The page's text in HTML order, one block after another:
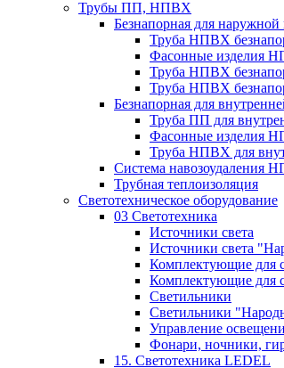
Трубы ПП, НПВХ
Безнапорная для наружной
Труба НПВХ
Фасонные изделия
Труба НПВХ
Труба НПВХ
Безнапорная для
Труба ПП для
Фасонные изделия
Труба НПВХ для
Система навозоудаления
Трубная теплоизоляция
Светотехническое оборудование
03 Светотехника
Источники света
Источники света
Комплектующие для
Комплектующие для
Светильники
Светильники
Управление
Фонари, ночники,
15. Светотехника LEDEL